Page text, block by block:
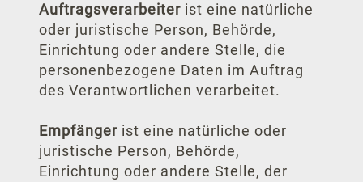
Auftragsverarbeiter ist eine natürliche
oder juristische Person, Behörde,
Einrichtung oder andere Stelle, die
personenbezogene Daten im Auftrag
des Verantwortlichen verarbeitet.
Empfänger ist eine natürliche oder
juristische Person, Behörde,
Einrichtung oder andere Stelle, der